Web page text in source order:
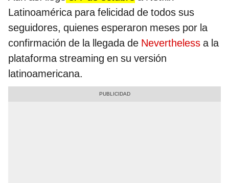
Latinoamérica para felicidad de todos sus
seguidores, quienes esperaron meses por la
confirmación de la llegada de Nevertheless a la
plataforma streaming en su versión
latinoamericana.